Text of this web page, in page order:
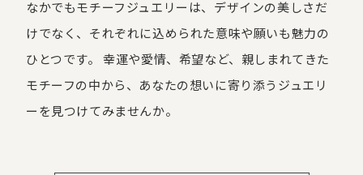
なかでもモチーフジュエリーは、デザインの美しさだ
けでなく、それぞれに込められた意味や願いも魅力の
ひとつです。 幸運や愛情、希望など、親しまれてきた
モチーフの中から、あなたの想いに寄り添うジュエリ
ーを見つけてみませんか。